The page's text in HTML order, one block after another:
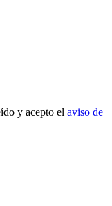
y acepto el aviso de